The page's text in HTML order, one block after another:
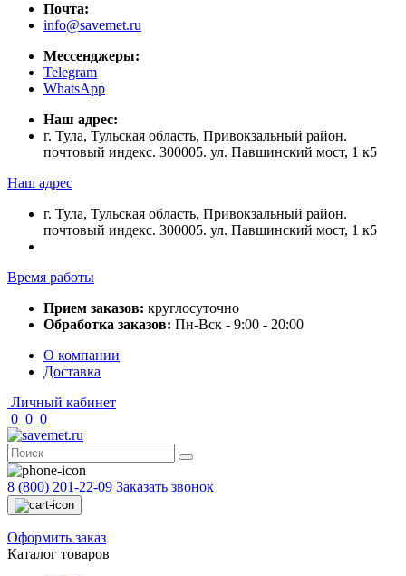
Почта:
info@savemet.ru
Мессенджеры:
Telegram
WhatsApp
Наш адрес:
г. Тула, Тульская область, Привокзальный район.
почтовый индекс. 300005. ул. Павшинский мост, 1 к5
Наш адрес
г. Тула, Тульская область, Привокзальный район.
почтовый индекс. 300005. ул. Павшинский мост, 1 к5
Время работы
Прием заказов: круглосуточно
Обработка заказов: Пн-Вск - 9:00 - 20:00
О компании
Доставка
Личный кабинет
0 0 0
8 (800) 201-22-09 Заказать звонок
Оформить заказ
Каталог товаров